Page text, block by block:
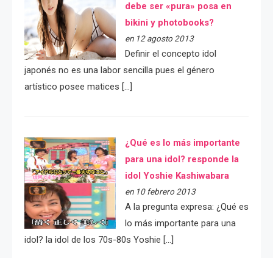
debe ser «pura» posa en
bikini y photobooks?
en 12 agosto 2013
Definir el concepto idol
japonés no es una labor sencilla pues el género
artístico posee matices […]
¿Qué es lo más importante
para una idol? responde la
idol Yoshie Kashiwabara
en 10 febrero 2013
A la pregunta expresa: ¿Qué es
lo más importante para una
idol? la idol de los 70s-80s Yoshie […]